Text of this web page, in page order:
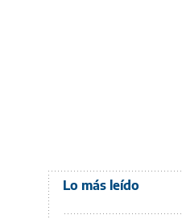
Lo más leído